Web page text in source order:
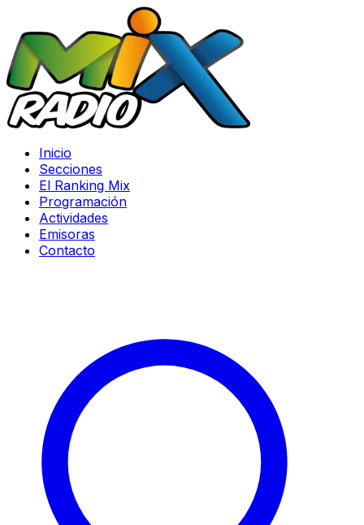
Inicio
Secciones
El Ranking Mix
Programación
Actividades
Emisoras
Contacto